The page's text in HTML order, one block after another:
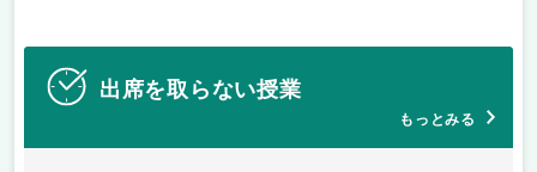
出席を取らない授業
もっとみる